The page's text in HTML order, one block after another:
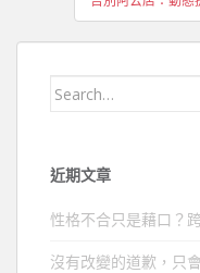
Search
近期文章
性格不合只是藉口？
沒有改變的道歉，只